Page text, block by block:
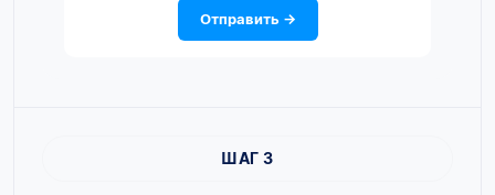
Отправить →
ШАГ 3